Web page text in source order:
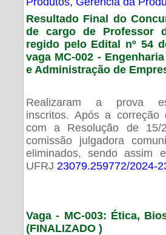
Resultado Final do
de cargo de Professor
regido pelo Edital nº 54
vaga MC-002 -
e Administração de
Realizaram a prova
inscritos. Após a
com a Resolução de 15/
comissão julgadora
eliminados, sendo assim
UFRJ 23079.259772/2024-
Vaga - MC-003: Ética,
(FINALIZADO )